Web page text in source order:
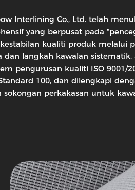
Interlining Co., Ltd. telah
yang berpusat pada
kualiti produk melalui
dan langkah kawalan
pengurusan kualiti ISO 9001/
100, dan dilengkapi
sokongan perkakasan untuk
Tenunan
Interlining